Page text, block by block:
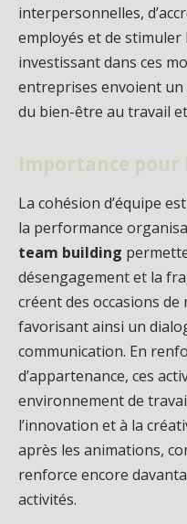
interpersonnelles,
employés et de stimuler
investissant dans ces
entreprises envoient
du bien-être au travail et
Importance pour
La cohésion d’équipe
la performance
team building
désengagement et la
créent des occasions
favorisant ainsi un
communication. En
d’appartenance, ces
environnement de
l’innovation et à la
après les animations,
renforce encore
activités.